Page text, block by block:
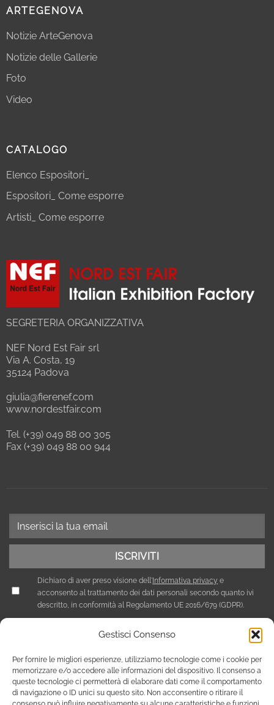
Gestisci Consenso
Per fornire le migliori esperienze, utilizziamo tecnologie come i cookie per
memorizzare e/o accedere alle informazioni del dispositivo. Il consenso a
queste tecnologie ci permetterà di elaborare dati come il comportamento
di navigazione o ID unici su questo sito. Non acconsentire o ritirare il
ARTEGENOVA
Notizie ArteGenova
Notizie delle Gallerie
Foto
Video
CATALOGO
Elenco Espositori_
Espositori_ Come esporre
Artisti_ Come esporre
SEGRETERIA ORGANIZZATIVA
NEF Nord Est Fair srl
Via A. Costa, 19
35124 Padova
giulia@fierenef.com
www.nordestfair.com
Tel. (+39) 049 88 00 305
Fax (+39) 049 88 00 944
Dichiaro di aver preso visione dell'Informativa privacy e
acconsento al trattamento dei dati personali secondo quanto ivi
descritto, in conformità al Regolamento UE 2016/679 (GDPR).